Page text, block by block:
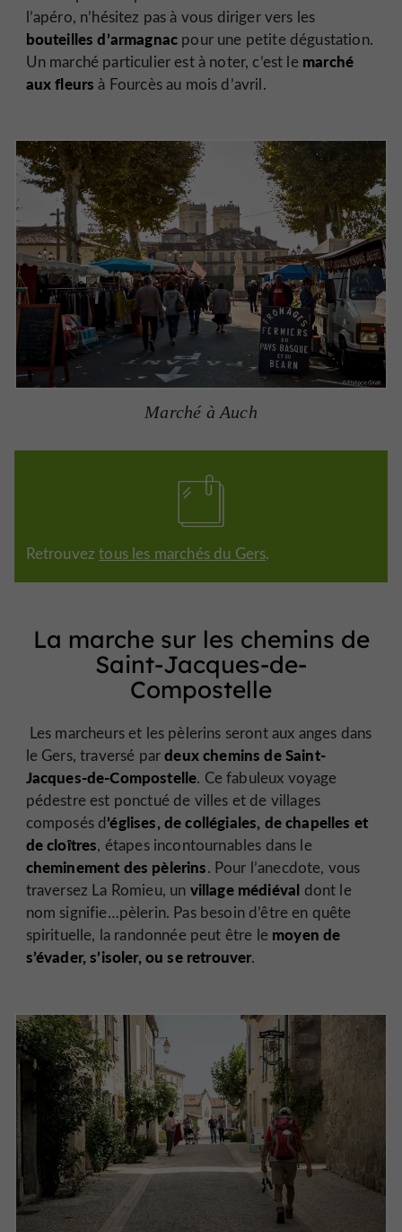
l’apéro, n’hésitez pas à vous diriger vers les
bouteilles d’armagnac pour une petite dégustation.
Un marché particulier est à noter, c’est lemarché
aux fleurs à Fourcès au mois d’avril.
Marché à Auch
Retrouveztous les marchés du Gers.
La marche sur les chemins de
Saint-Jacques-de-
Compostelle
Les marcheurs et les pèlerins seront aux anges dans
le Gers, traversé pardeux chemins de Saint-
Jacques-de-Compostelle. Ce fabuleux voyage
pédestre est ponctué de villes et de villages
composés d’églises, de collégiales, de chapelles et
de cloîtres, étapes incontournables dans le
cheminement des pèlerins. Pour l’anecdote, vous
traversez La Romieu, un village médiéval dont le
nom signifie…pèlerin. Pas besoin d’être en quête
spirituelle, la randonnée peut être lemoyen de
s’évader, s’isoler, ou se retrouver.